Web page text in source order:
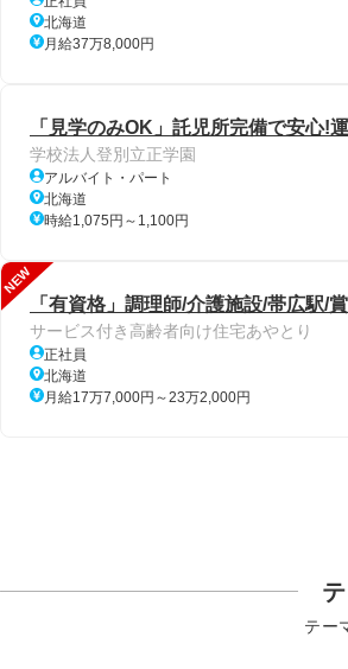
北海道
月給37万8,000円
「見学のみOK」託児所完備で安心!
学校法人登別立正学園
アルバイト・パート
北海道
時給1,075円～1,100円
NEW
「有資格」調理師/介護施設/帯広駅/
サービス付き高齢者向け住宅あやとり
正社員
北海道
月給17万7,000円～23万2,000円
テー